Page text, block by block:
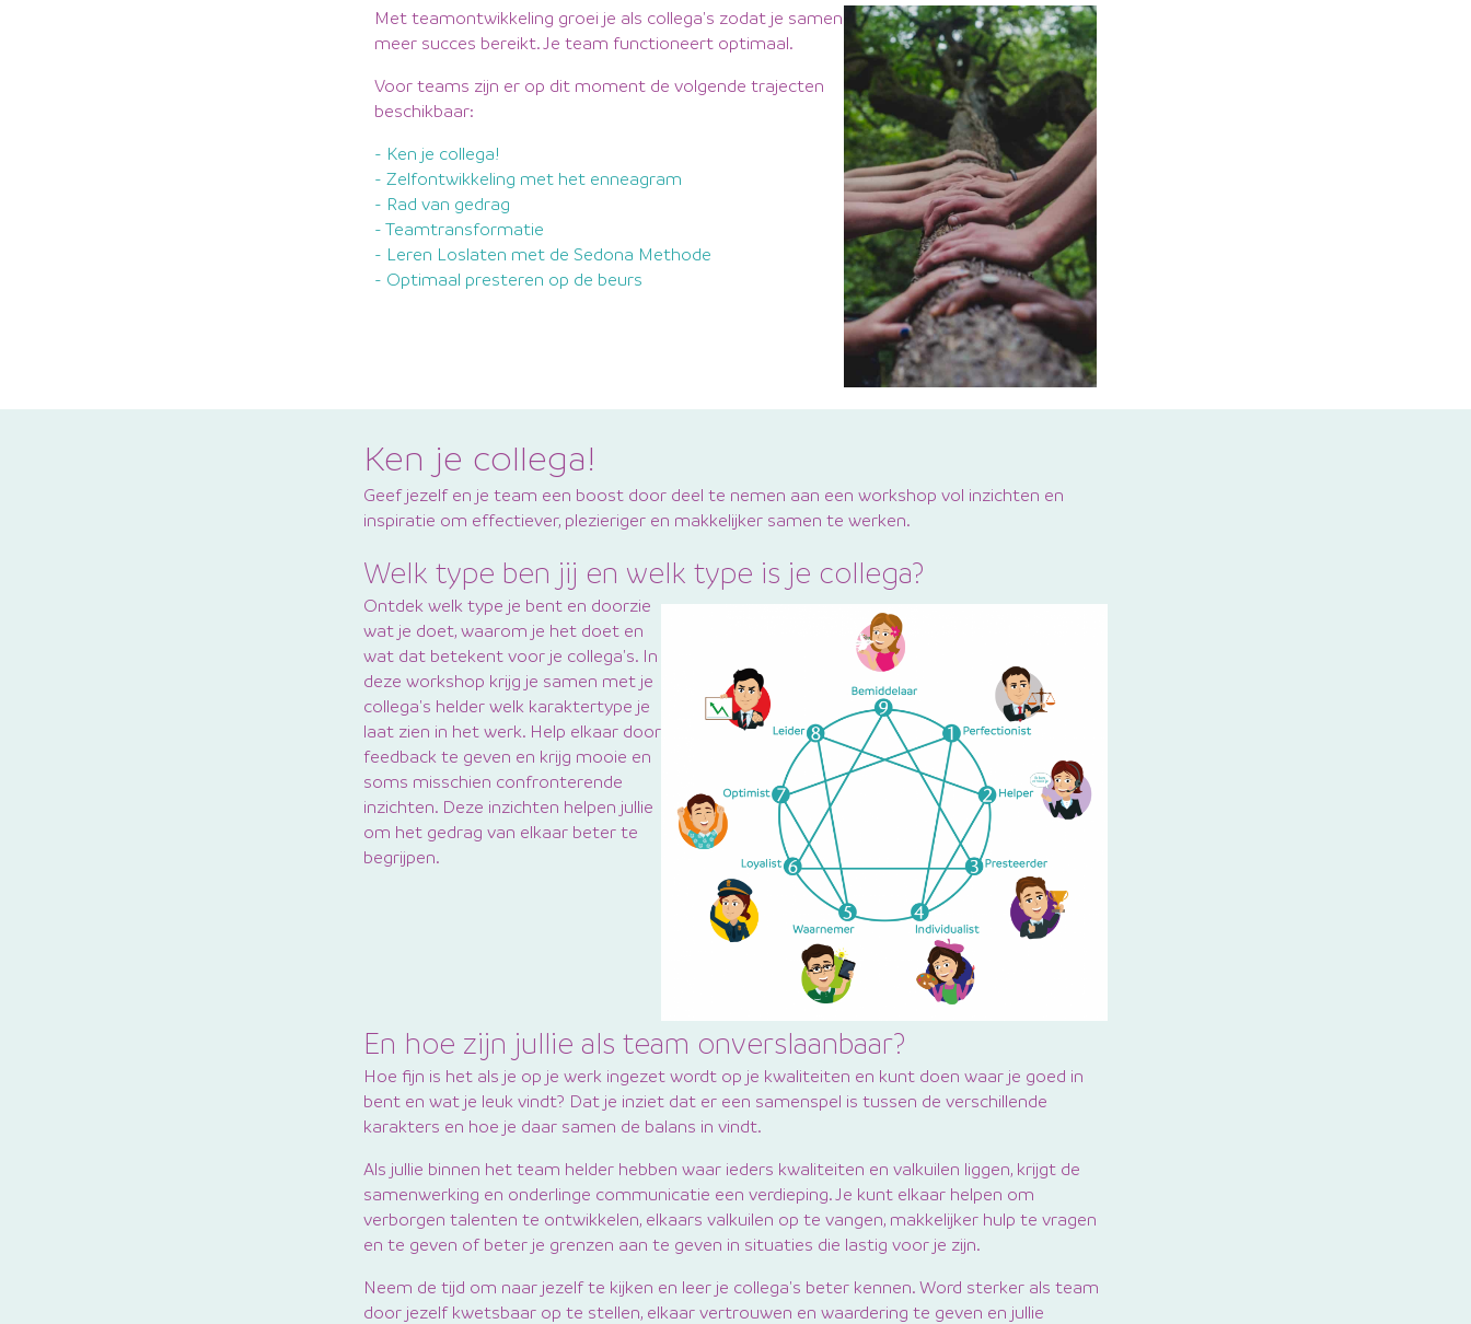
Met teamontwikkeling groei je als collega's zodat je samen
meer succes bereikt. Je team functioneert optimaal.
Voor teams zijn er op dit moment de volgende trajecten
beschikbaar:
- Ken je collega!
- Zelfontwikkeling met het enneagram
- Rad van gedrag
- Teamtransformatie
- Leren Loslaten met de Sedona Methode
- Optimaal presteren op de beurs
Ken je collega!
Geef jezelf en je team een boost door deel te nemen aan een workshop vol inzichten en
inspiratie om effectiever, plezieriger en makkelijker samen te werken.
Welk type ben jij en welk type is je collega?
Ontdek welk type je bent en doorzie
wat je doet, waarom je het doet en
wat dat betekent voor je collega's. In
deze workshop krijg je samen met je
collega's helder welk karaktertype je
laat zien in het werk. Help elkaar door
feedback te geven en krijg mooie en
soms misschien confronterende
inzichten. Deze inzichten helpen jullie
om het gedrag van elkaar beter te
begrijpen.
En hoe zijn jullie als team onverslaanbaar?
Hoe fijn is het als je op je werk ingezet wordt op je kwaliteiten en kunt doen waar je goed in
bent en wat je leuk vindt? Dat je inziet dat er een samenspel is tussen de verschillende
karakters en hoe je daar samen de balans in vindt.
Als jullie binnen het team helder hebben waar ieders kwaliteiten en valkuilen liggen, krijgt de
samenwerking en onderlinge communicatie een verdieping. Je kunt elkaar helpen om
verborgen talenten te ontwikkelen, elkaars valkuilen op te vangen, makkelijker hulp te vragen
en te geven of beter je grenzen aan te geven in situaties die lastig voor je zijn.
Neem de tijd om naar jezelf te kijken en leer je collega's beter kennen. Word sterker als team
door jezelf kwetsbaar op te stellen, elkaar vertrouwen en waardering te geven en jullie